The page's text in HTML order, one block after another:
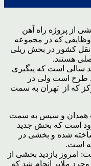
از پروژه راه آهن
وظایفی که در مجموعه
کشور در بخش ریلی
هستند.
سالی است که پیگیری
طرح است ولی در
که از تهران به سمت
همدان و سپس به سمت
است که بخش جدید
شده و بخشی در
است.
امروز بازدید بخشی از
ملایر انجام شد که